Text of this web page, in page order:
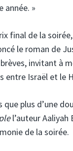
année. »
final de la
le roman de
invitant à
entre Israël et le
que plus d’une
l’auteur
de la soirée.